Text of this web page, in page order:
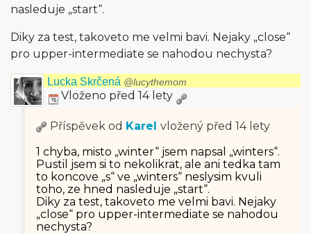
nasleduje „start“.
Diky za test, takoveto me velmi bavi. Nejaky „close“
pro upper-intermediate se nahodou nechysta?
Lucka Skrčená @lucythemom
Vloženo před 14 lety
Příspěvek od Karel vložený před 14 lety
1 chyba, misto „winter“ jsem napsal „winters“.
Pustil jsem si to nekolikrat, ale ani tedka tam
to koncove „s“ ve „winters“ neslysim kvuli
toho, ze hned nasleduje „start“.
Diky za test, takoveto me velmi bavi. Nejaky
„close“ pro upper-intermediate se nahodou
nechysta?